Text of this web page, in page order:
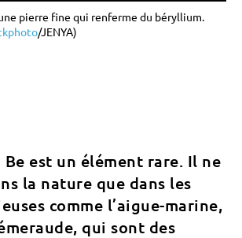
pierre fine qui renferme du béryllium.
/JENYA)
est un élément rare. Il ne
la nature que dans les
comme l’aigue-marine,
qui sont des